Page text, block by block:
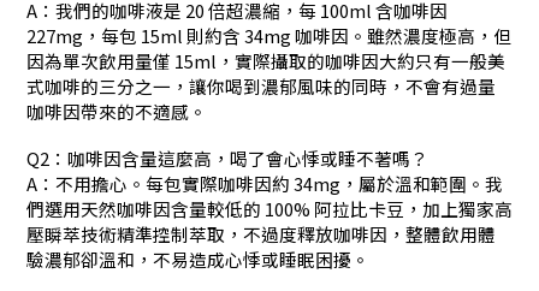
A：我們的咖啡液是 20 倍超濃縮，每 100ml 含咖啡因
227mg，每包 15ml 則約含 34mg 咖啡因。雖然濃度極高，但
因為單次飲用量僅 15ml，實際攝取的咖啡因大約只有一般美
式咖啡的三分之一，讓你喝到濃郁風味的同時，不會有過量
咖啡因帶來的不適感。
Q2：咖啡因含量這麼高，喝了會心悸或睡不著嗎？
A：不用擔心。每包實際咖啡因約 34mg，屬於溫和範圍。我
們選用天然咖啡因含量較低的 100% 阿拉比卡豆，加上獨家高
壓瞬萃技術精準控制萃取，不過度釋放咖啡因，整體飲用體
驗濃郁卻溫和，不易造成心悸或睡眠困擾。